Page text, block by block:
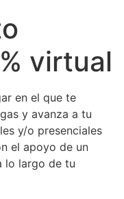
virtual
en el que te
y avanza a tu
y/o presenciales
el apoyo de un
lo largo de tu